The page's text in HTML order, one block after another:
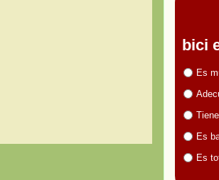
bici
Es
Es
Es